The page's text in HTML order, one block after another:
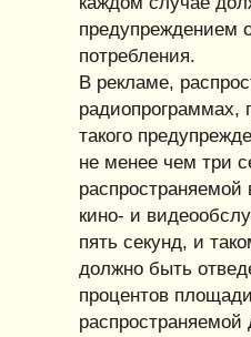
предупреждением
потребления.
В рекламе,
радиопрограммах,
такого
не менее чем три
распространяемой
кино- и
пять секунд, и
должно быть
процентов